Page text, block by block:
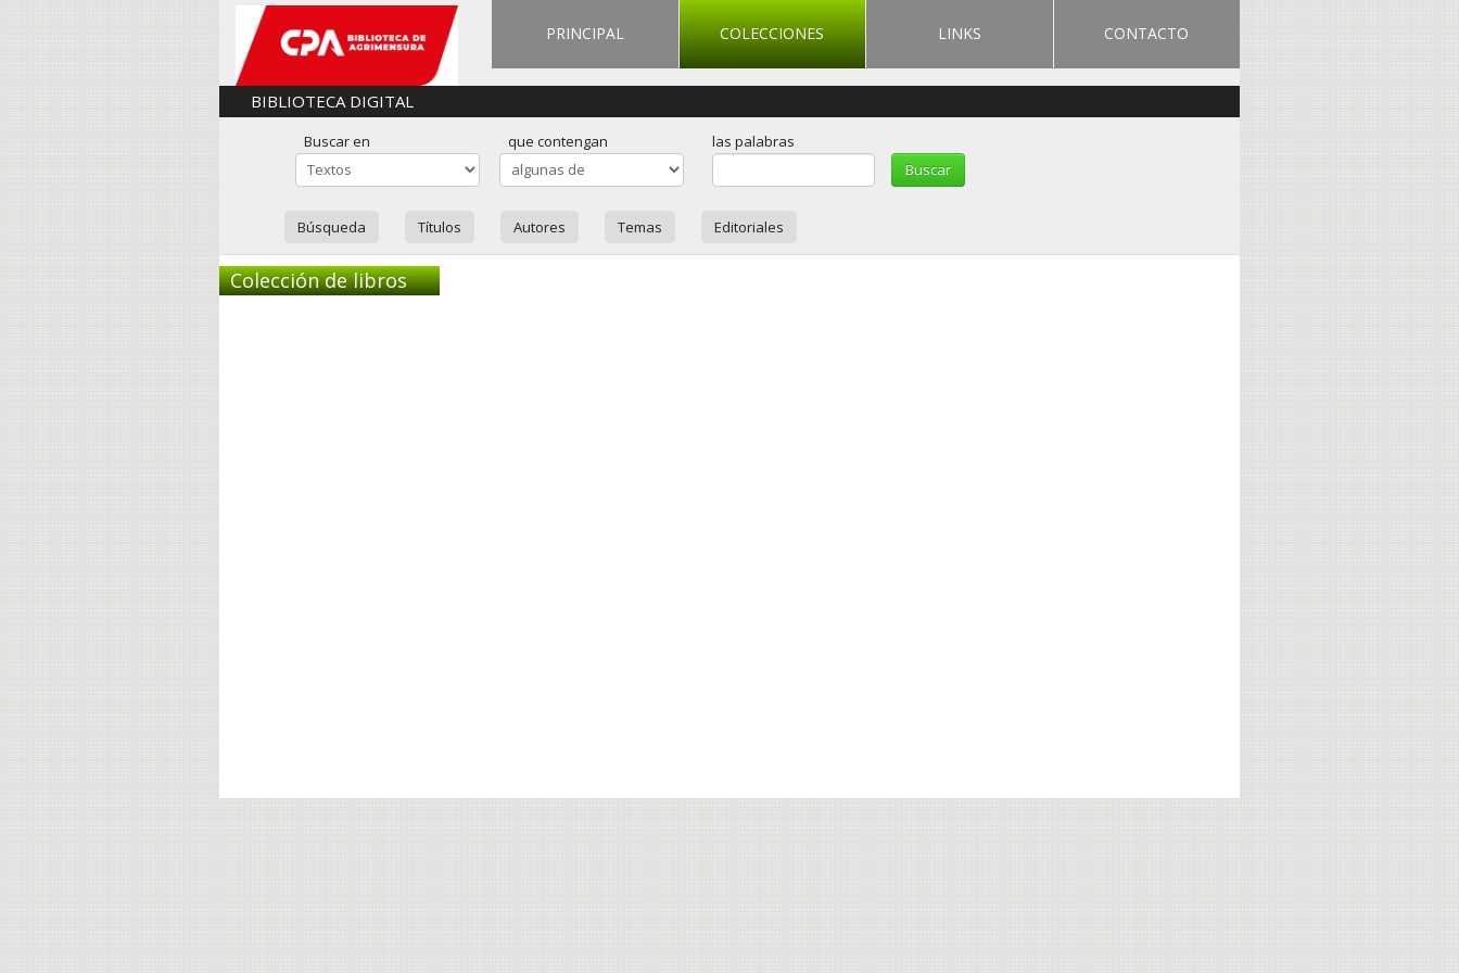
PRINCIPAL COLECCIONES LINKS CONTACTO
BIBLIOTECA DIGITAL
Buscar en que contengan las palabras
Búsqueda Títulos Autores Temas Editoriales
Colección de libros